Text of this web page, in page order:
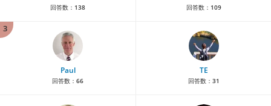
回答数： 138 回答数： 109
3
Paul
回答数： 66
TE
回答数： 31